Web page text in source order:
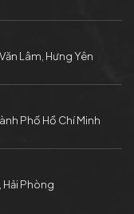
Lâm, Hưng Yên
Phố Hồ Chí Minh
Hải Phòng